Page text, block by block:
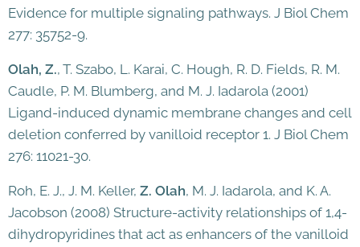
Evidence for multiple signaling pathways. J Biol Chem
277: 35752-9.
Olah, Z., T. Szabo, L. Karai, C. Hough, R. D. Fields, R. M.
Caudle, P. M. Blumberg, and M. J. Iadarola (2001)
Ligand-induced dynamic membrane changes and cell
deletion conferred by vanilloid receptor 1. J Biol Chem
276: 11021-30.
Roh, E. J., J. M. Keller, Z. Olah, M. J. Iadarola, and K. A.
Jacobson (2008) Structure-activity relationships of 1,4-
dihydropyridines that act as enhancers of the vanilloid